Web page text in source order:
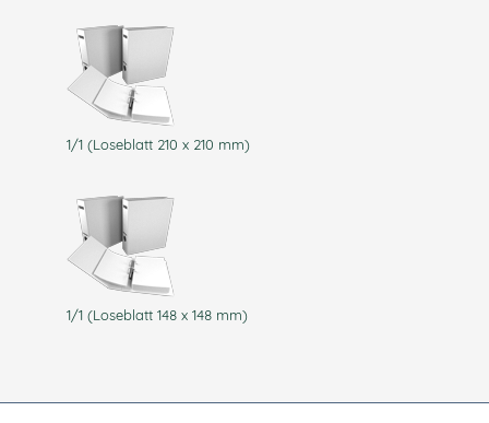
1/1 (Loseblatt 210 x 210 mm)
1/1 (Loseblatt 148 x 148 mm)